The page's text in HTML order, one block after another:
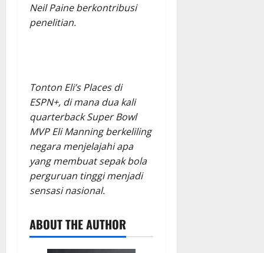
Neil Paine berkontribusi
penelitian.
Tonton Eli’s Places di
ESPN+, di mana dua kali
quarterback Super Bowl
MVP Eli Manning berkeliling
negara menjelajahi apa
yang membuat sepak bola
perguruan tinggi menjadi
sensasi nasional.
ABOUT THE AUTHOR